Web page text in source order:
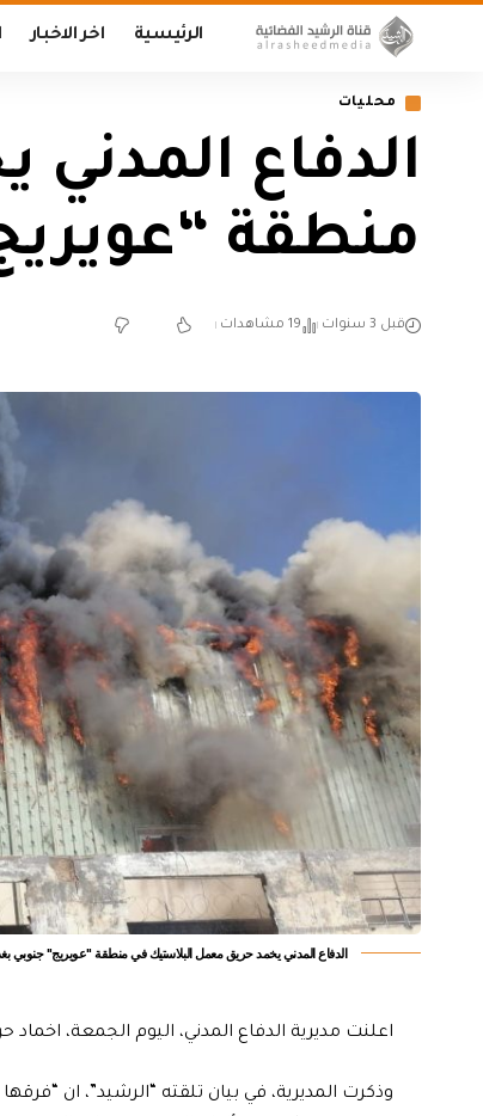
الرئيسية اخر الاخبار
محليات
الدفاع
منطقة
قبل 3 سنوات 19 مشاهدات
الدفاع المدني يخمد حريق معمل البلاستيك في منطقة "عويريج" جنوبي
اعلنت مديرية الدفاع المدني، اليوم الجمعة،